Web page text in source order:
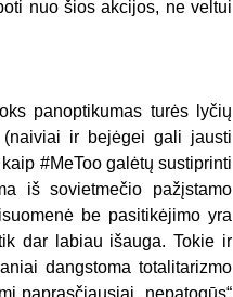
nuo šios akcijos, ne veltui
panoptikumas turės lyčių
(naiviai ir bejėgei gali jausti
#MeToo galėtų sustiprinti
iš sovietmečio pažįstamo
be pasitikėjimo yra
dar labiau išauga. Tokie ir
dangstoma totalitarizmo
paprasčiausiai „nepatogūs“